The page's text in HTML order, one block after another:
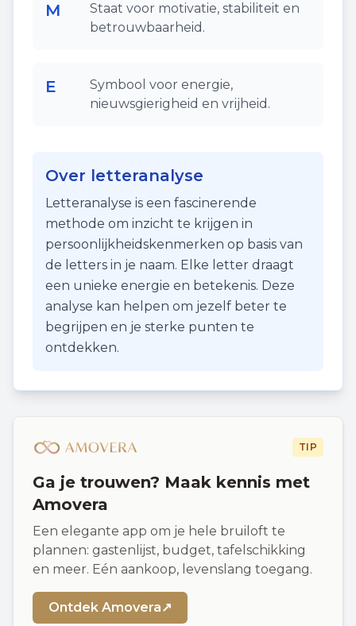
M
Staat voor motivatie, stabiliteit en
betrouwbaarheid.
E
Symbool voor energie,
nieuwsgierigheid en vrijheid.
Over letteranalyse
Letteranalyse is een fascinerende
methode om inzicht te krijgen in
persoonlijkheidskenmerken op basis van
de letters in je naam. Elke letter draagt
een unieke energie en betekenis. Deze
analyse kan helpen om jezelf beter te
begrijpen en je sterke punten te
ontdekken.
TIP
Ga je trouwen? Maak kennis met
Amovera
Een elegante app om je hele bruiloft te
plannen: gastenlijst, budget, tafelschikking
en meer. Eén aankoop, levenslang toegang.
Ontdek Amovera↗